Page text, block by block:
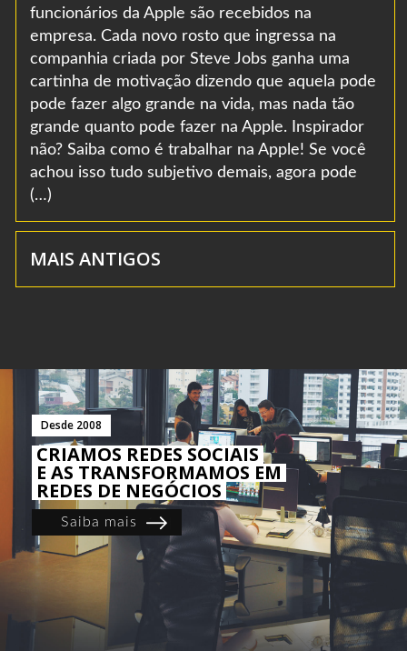
funcionários da Apple são recebidos na
empresa. Cada novo rosto que ingressa na
companhia criada por Steve Jobs ganha uma
cartinha de motivação dizendo que aquela pode
pode fazer algo grande na vida, mas nada tão
grande quanto pode fazer na Apple. Inspirador
não? Saiba como é trabalhar na Apple! Se você
achou isso tudo subjetivo demais, agora pode
(…)
MAIS ANTIGOS
Desde 2008
CRIAMOS REDES SOCIAIS
E AS TRANSFORMAMOS EM
REDES DE NEGÓCIOS
Saiba mais